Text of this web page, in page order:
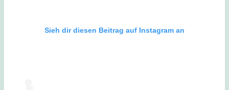
Sieh dir diesen Beitrag auf Instagram an